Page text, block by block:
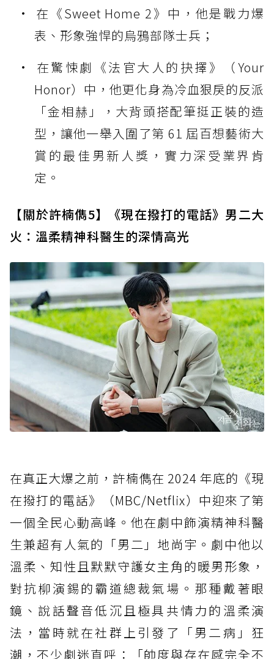
在《Sweet Home 2》中，他是戰力爆
表、形象強悍的烏鴉部隊士兵；
在驚悚劇《法官大人的抉擇》（Your
Honor）中，他更化身為冷血狠戾的反派
「金相赫」，大背頭搭配筆挺正裝的造
型，讓他一舉入圍了第 61 屆百想藝術大
賞的最佳男新人獎，實力深受業界肯
定。
【關於許楠儁5】《現在撥打的電話》男二大
火：溫柔精神科醫生的深情高光
在真正大爆之前，許楠儁在 2024 年底的《現
在撥打的電話》（MBC/Netflix）中迎來了第
一個全民心動高峰。他在劇中飾演精神科醫
生兼超有人氣的「男二」地尚宇。劇中他以
溫柔、知性且默默守護女主角的暖男形象，
對抗柳演錫的霸道總裁氣場。那種戴著眼
鏡、說話聲音低沉且極具共情力的溫柔演
法，當時就在社群上引發了「男二病」狂
潮，不少劇迷直呼：「帥度與存在感完全不